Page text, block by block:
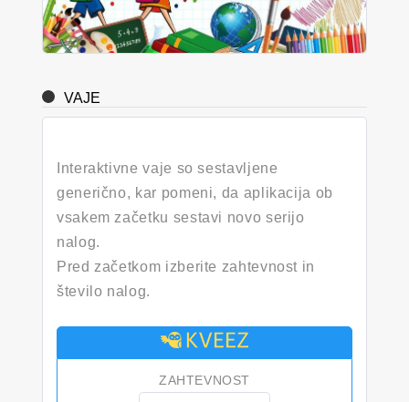
VAJE
Interaktivne vaje so sestavljene
generično, kar pomeni, da aplikacija ob
vsakem začetku sestavi novo serijo
nalog.
Pred začetkom izberite zahtevnost in
število nalog.
ZAHTEVNOST